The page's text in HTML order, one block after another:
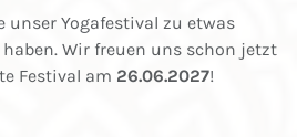
unser Yogafestival zu etwas
Wir freuen uns schon jetzt
Festival am 26.06.2027!